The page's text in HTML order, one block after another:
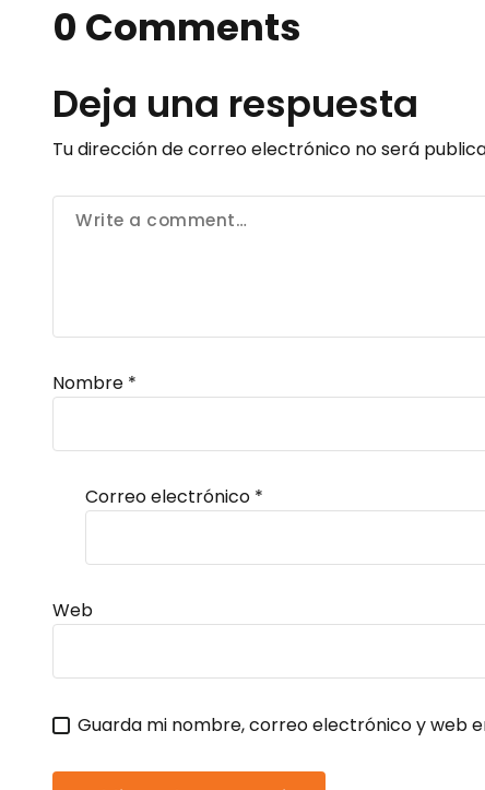
0 Comments
Deja una respuesta
Tu dirección de correo electrónico no será
Nombre *
Correo electrónico *
Web
Guarda mi nombre, correo electrónico y web